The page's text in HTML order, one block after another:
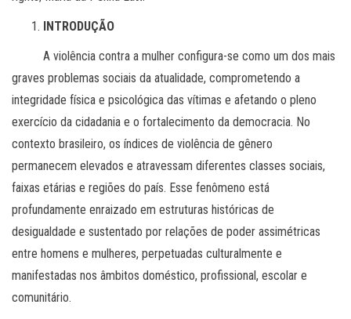
INTRODUÇÃO
A violência contra a mulher configura-se como um dos mais
graves problemas sociais da atualidade, comprometendo a
integridade física e psicológica das vítimas e afetando o pleno
exercício da cidadania e o fortalecimento da democracia. No
contexto brasileiro, os índices de violência de gênero
permanecem elevados e atravessam diferentes classes sociais,
faixas etárias e regiões do país. Esse fenômeno está
profundamente enraizado em estruturas históricas de
desigualdade e sustentado por relações de poder assimétricas
entre homens e mulheres, perpetuadas culturalmente e
manifestadas nos âmbitos doméstico, profissional, escolar e
comunitário.